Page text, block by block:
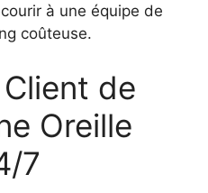
à une équipe de
coûteuse.
de
Oreille
7